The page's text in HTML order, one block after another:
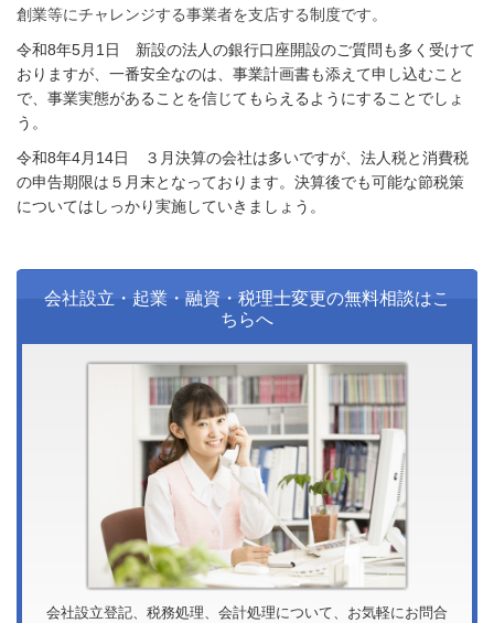
創業等にチャレンジする事業者を支店する制度です。
令和8年5月1日 新設の法人の銀行口座開設のご質問も多く受けて
おりますが、一番安全なのは、事業計画書も添えて申し込むこと
で、事業実態があることを信じてもらえるようにすることでしょ
う。
令和8年4月14日 ３月決算の会社は多いですが、法人税と消費税
の申告期限は５月末となっております。決算後でも可能な節税策
についてはしっかり実施していきましょう。
会社設立・起業・融資・税理士変更の無料相談はこ
ちらへ
会社設立登記、税務処理、会計処理について、お気軽にお問合